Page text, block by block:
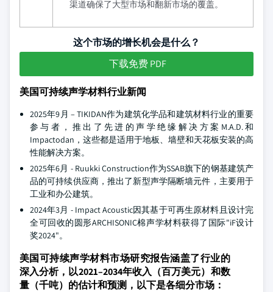
渠道确保了大型市场和翻新市场的覆盖。
这个市场的增长机会是什么？
下载免费 PDF
美国可持续声学材料行业新闻
2025年9月 – TIKIDAN作为建筑化学品和建筑材料行业的重要
参与者，推出了先进的声学绝缘解决方案M.A.D.和
Impactodan，这些都是适用于地板、墙壁和天花板安装的高
性能解决方案。
2025年6月 - Ruukki Construction作为SSAB旗下的钢基建筑产
品的可持续供应商，推出了新型声学隔断墙元件，主要用于
工业和办公建筑。
2024年3月 - Impact Acoustic因其基于可再生原材料且设计完
全可回收的圆形ARCHISONIC棉声学材料获得了国际"iF设计
奖2024"。
美国可持续声学材料市场研究报告涵盖了行业的
深入分析，以2021–2034年收入（百万美元）和数
量（千吨）的估计和预测，以下是各细分市场：